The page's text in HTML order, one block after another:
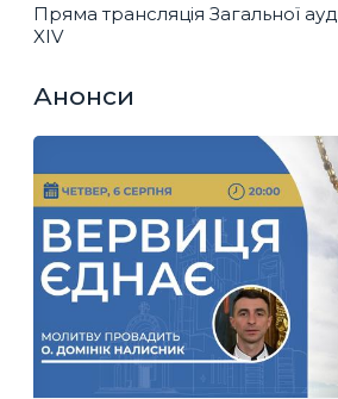
Пряма трансляція Загальної
XIV
Анонси